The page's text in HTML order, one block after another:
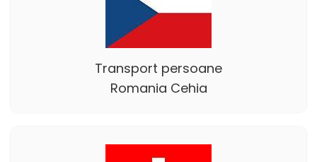
Transport persoane
Romania Cehia